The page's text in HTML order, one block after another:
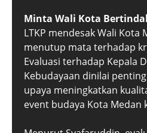
Minta Wali Kota
LTKP mendesak Wali Kota
menutup mata terhadap
Evaluasi terhadap Kepala
Kebudayaan dinilai
upaya meningkatkan
event budaya Kota Medan